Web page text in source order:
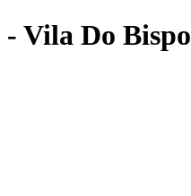
Vila Do Bispo